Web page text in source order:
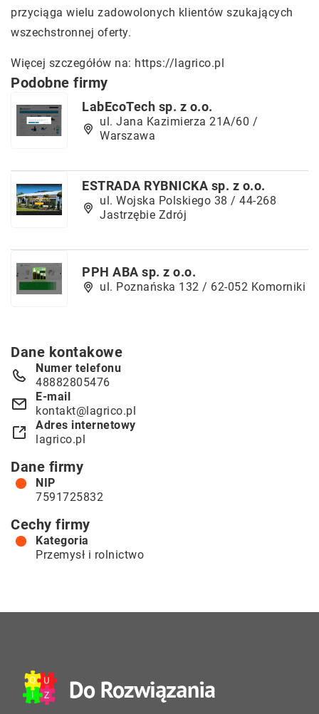
przyciąga wielu zadowolonych klientów szukających
wszechstronnej oferty.
Więcej szczegółów na: https://lagrico.pl
Podobne firmy
LabEcoTech sp. z o.o.
ul. Jana Kazimierza 21A/60 /
Warszawa
ESTRADA RYBNICKA sp. z o.o.
ul. Wojska Polskiego 38 / 44-268
Jastrzębie Zdrój
PPH ABA sp. z o.o.
ul. Poznańska 132 / 62-052 Komorniki
Dane kontakowe
Numer telefonu
48882805476
E-mail
kontakt@lagrico.pl
Adres internetowy
lagrico.pl
Dane firmy
NIP
7591725832
Cechy firmy
Kategoria
Przemysł i rolnictwo